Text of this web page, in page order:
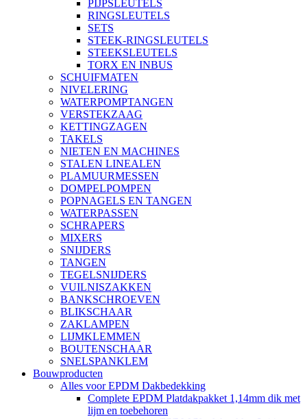
PIJPSLEUTELS
RINGSLEUTELS
SETS
STEEK-RINGSLEUTELS
STEEKSLEUTELS
TORX EN INBUS
SCHUIFMATEN
NIVELERING
WATERPOMPTANGEN
VERSTEKZAAG
KETTINGZAGEN
TAKELS
NIETEN EN MACHINES
STALEN LINEALEN
PLAMUURMESSEN
DOMPELPOMPEN
POPNAGELS EN TANGEN
WATERPASSEN
SCHRAPERS
MIXERS
SNIJDERS
TANGEN
TEGELSNIJDERS
VUILNISZAKKEN
BANKSCHROEVEN
BLIKSCHAAR
ZAKLAMPEN
LIJMKLEMMEN
BOUTENSCHAAR
SNELSPANKLEM
Bouwproducten
Alles voor EPDM Dakbedekking
Complete EPDM Platdakpakket 1,14mm dik met
lijm en toebehoren